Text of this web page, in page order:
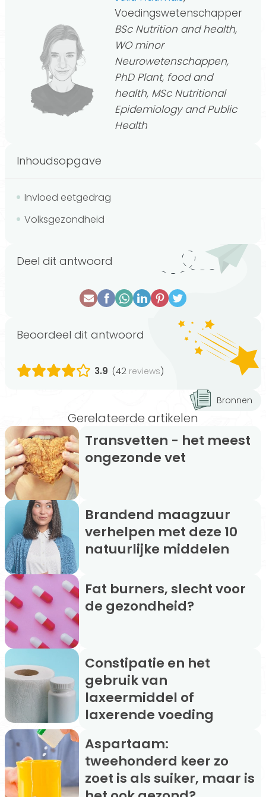
Voedingswetenschapper
BSc Nutrition and health,
WO minor
Neurowetenschappen,
PhD Plant, food and
health, MSc Nutritional
Epidemiology and Public
Health
Inhoudsopgave
Invloed eetgedrag
Volksgezondheid
Deel dit antwoord
Beoordeel dit antwoord
3.9 (42 reviews)
Bronnen
Gerelateerde artikelen
Transvetten - het meest
ongezonde vet
Brandend maagzuur
verhelpen met deze 10
natuurlijke middelen
Fat burners, slecht voor
de gezondheid?
Constipatie en het
gebruik van
laxeermiddel of
laxerende voeding
Aspartaam:
tweehonderd keer zo
zoet is als suiker, maar is